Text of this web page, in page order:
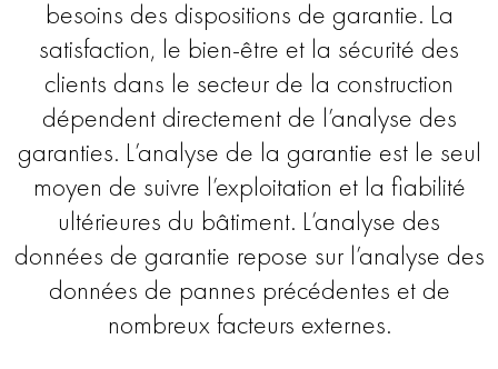
besoins des dispositions de garantie. La
satisfaction, le bien-être et la sécurité des
clients dans le secteur de la construction
dépendent directement de l’analyse des
garanties. L’analyse de la garantie est le seul
moyen de suivre l’exploitation et la fiabilité
ultérieures du bâtiment. L’analyse des
données de garantie repose sur l’analyse des
données de pannes précédentes et de
nombreux facteurs externes.